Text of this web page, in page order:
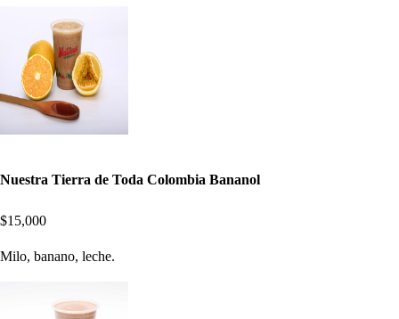
Nuestra Tierra de Toda Colombia Bananol
$15,000
Milo, banano, leche.